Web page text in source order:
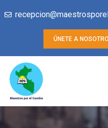
ÚNETE A